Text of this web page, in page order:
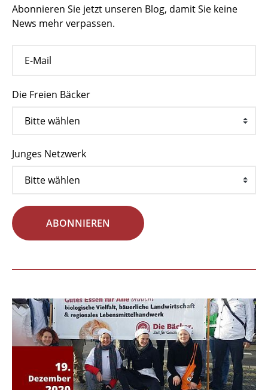
Abonnieren Sie jetzt unseren Blog, damit Sie keine
News mehr verpassen.
Die Freien Bäcker
Junges Netzwerk
ABONNIEREN